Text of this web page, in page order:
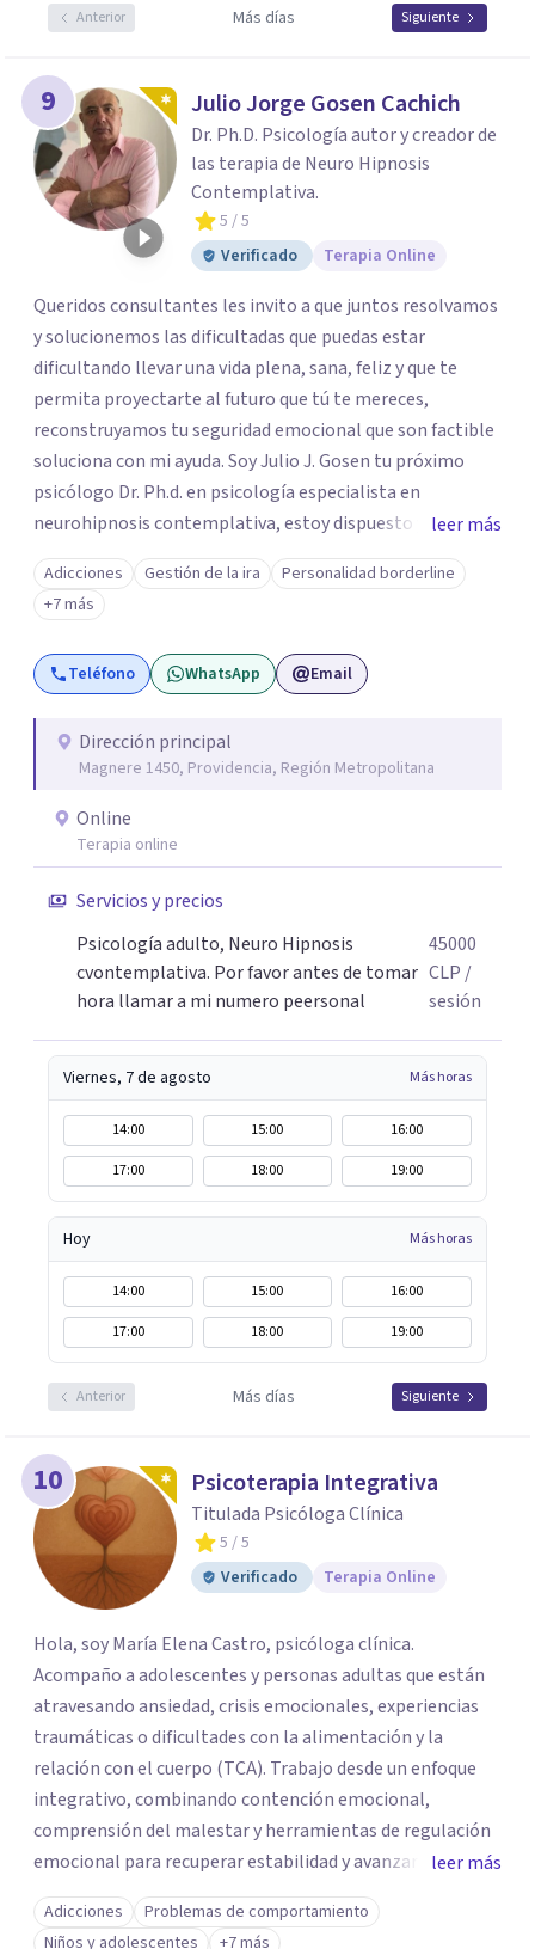
Anterior Más días Siguiente
9 Julio Jorge Gosen Cachich
Dr. Ph.D. Psicología autor y creador de
las terapia de Neuro Hipnosis
Contemplativa.
5 / 5
Verificado
Terapia Online
Queridos consultantes les invito a que juntos resolvamos
y solucionemos las dificultadas que puedas estar
dificultando llevar una vida plena, sana, feliz y que te
permita proyectarte al futuro que tú te mereces,
reconstruyamos tu seguridad emocional que son factible
soluciona con mi ayuda. Soy Julio J. Gosen tu próximo
psicólogo Dr. Ph.d. en psicología especialista en
neurohipnosis contemplativa, estoy dispuesto y deseoso
de acompañarte en este camino de auto descubrimiento
y crecimiento personal dejando atrás todo aquello que
nos impiden avanzar y ser exitosos.Vamos a transitar
juntos el camino a tu sanidad. DFisponible y atento a tu
llamado un abrazo cordial.
leer más
Adicciones Gestión de la ira
Personalidad borderline
+7 más
Teléfono WhatsApp Email
Dirección principal
Magnere 1450, Providencia, Región Metropolitana
Online
Terapia online
Servicios y precios
Psicología adulto, Neuro Hipnosis
cvontemplativa. Por favor antes de tomar
hora llamar a mi numero peersonal
45000
CLP /
sesión
Viernes, 7 de agosto Más horas
14:00 15:00
16:00
17:00
18:00 19:00
Hoy Más horas
14:00 15:00
16:00
17:00
18:00 19:00
Anterior Más días Siguiente
10 Psicoterapia Integrativa
Titulada Psicóloga Clínica
5 / 5
Verificado
Terapia Online
Hola, soy María Elena Castro, psicóloga clínica.
Acompaño a adolescentes y personas adultas que están
atravesando ansiedad, crisis emocionales, experiencias
traumáticas o dificultades con la alimentación y la
relación con el cuerpo (TCA). Trabajo desde un enfoque
integrativo, combinando contención emocional,
comprensión del malestar y herramientas de regulación
emocional para recuperar estabilidad y avanzar con
mayor claridad. Tengo experiencia en intervención en
crisis y evaluación de riesgo cuando corresponde,
leer más
Adicciones
Problemas de comportamiento
Niños y adolescentes
+7 más